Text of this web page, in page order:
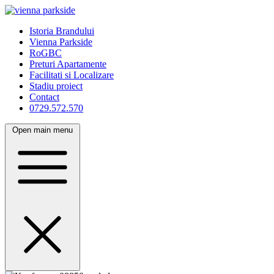
Istoria Brandului
Vienna Parkside
RoGBC
Preturi Apartamente
Facilitati si Localizare
Stadiu proiect
Contact
0729.572.570
Open main menu